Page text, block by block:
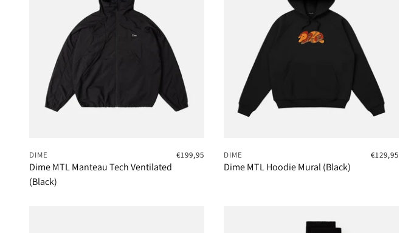
DIME
Dime MTL Manteau Tech Ventilated
(Black)
€199,95 DIME
Dime MTL Hoodie Mural (Black)
€129,95